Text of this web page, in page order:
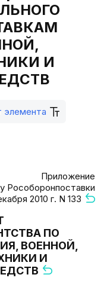
И
элемента
Приложение
Рособоронпоставки
2010 г. N 133
ПО
ВОЕННОЙ,
И